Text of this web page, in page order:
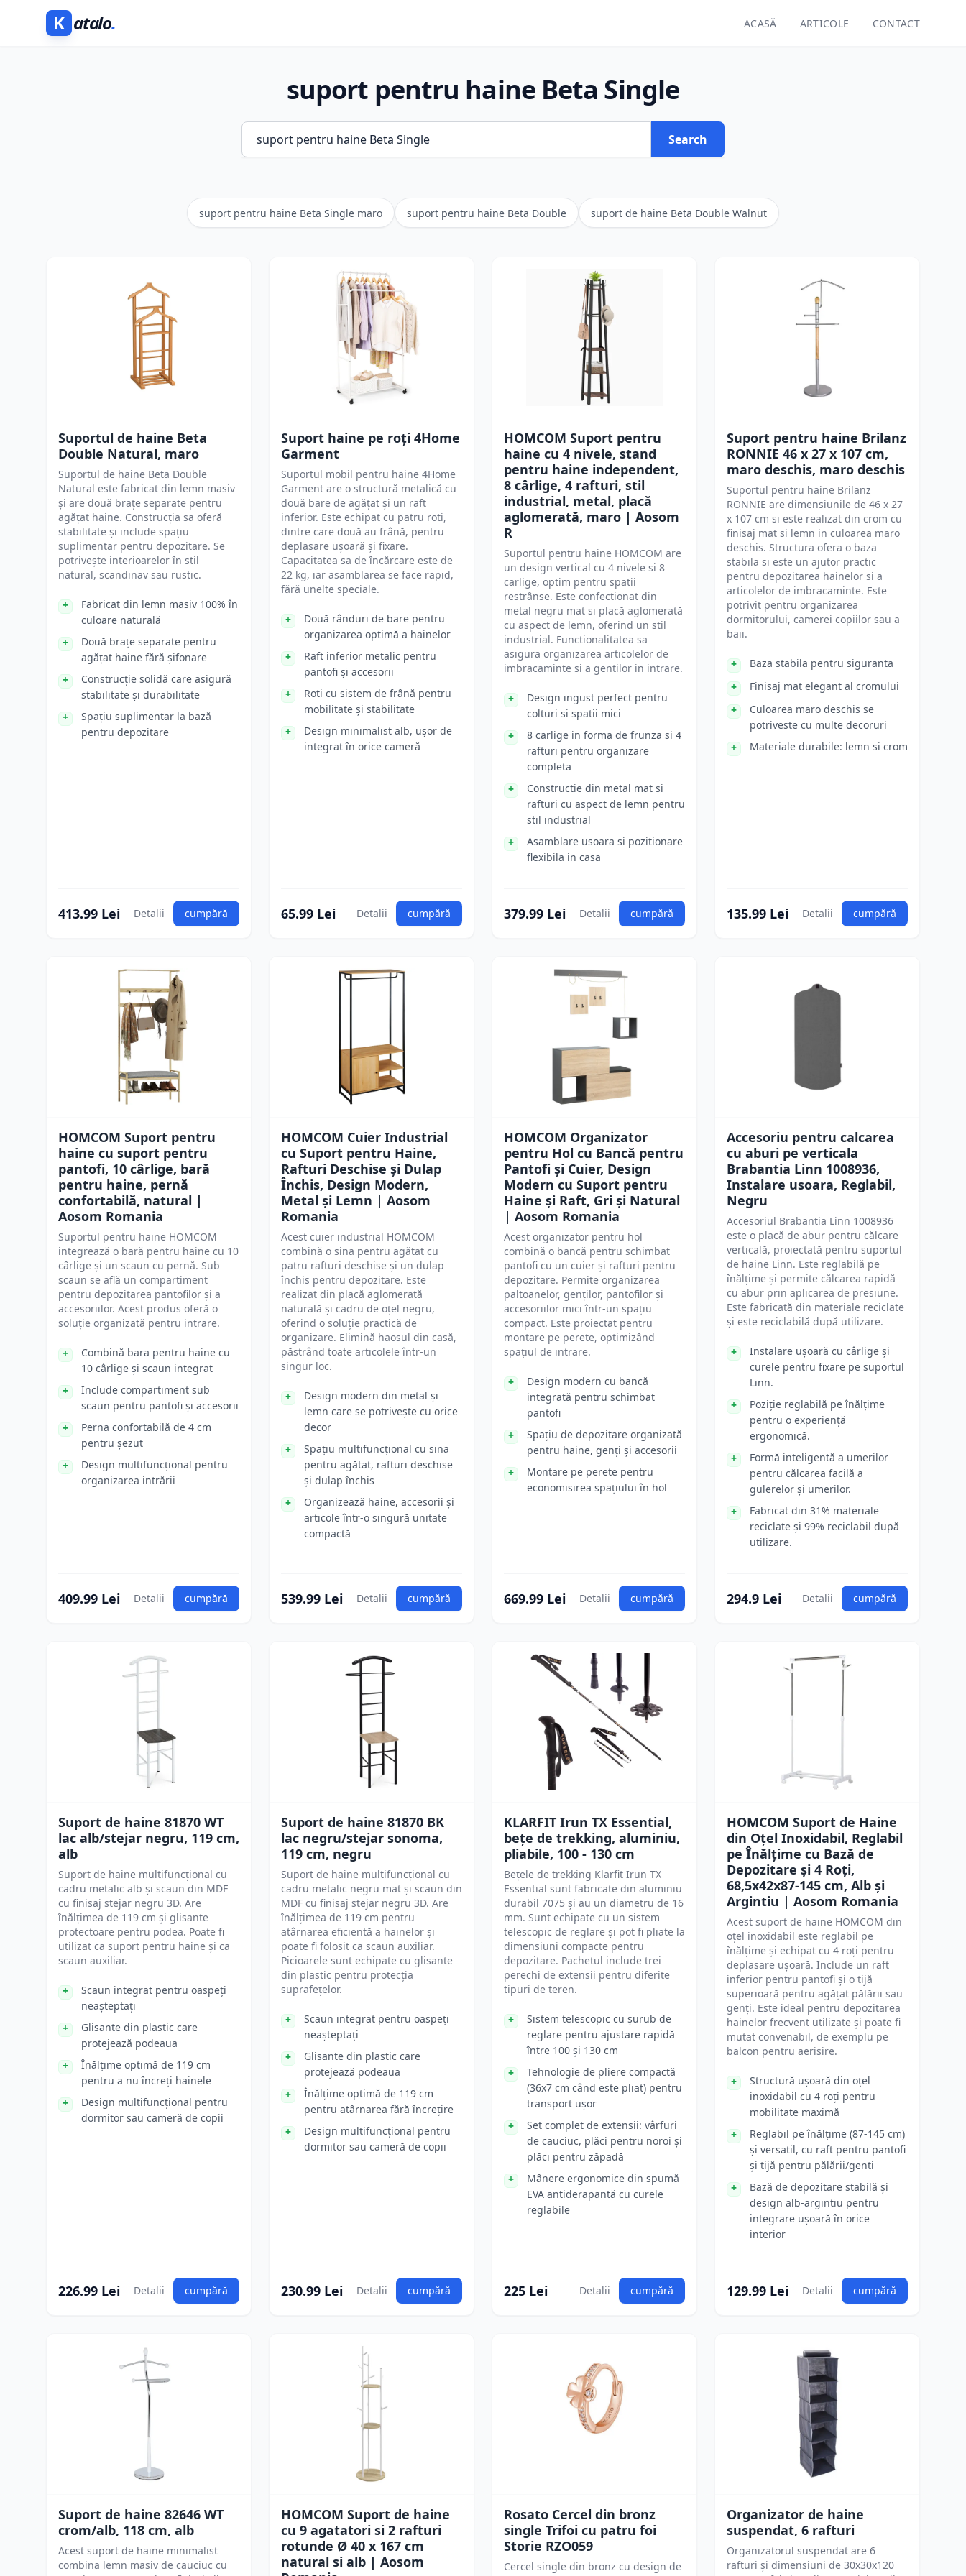
K atalo. ACASĂ ARTICOLE CONTACT
suport pentru haine Beta Single
Search
suport pentru haine Beta Single maro suport pentru haine Beta Double suport de haine Beta Double Walnut
Suportul de haine Beta
Double Natural, maro
Suportul de haine Beta Double
Natural este fabricat din lemn masiv
și are două brațe separate pentru
agățat haine. Construcția sa oferă
stabilitate și include spațiu
suplimentar pentru depozitare. Se
potrivește interioarelor în stil
natural, scandinav sau rustic.
Fabricat din lemn masiv 100% în
culoare naturală
Două brațe separate pentru
agățat haine fără șifonare
Construcție solidă care asigură
stabilitate și durabilitate
Spațiu suplimentar la bază
pentru depozitare
413.99 Lei Detalii cumpără
Suport haine pe roți 4Home
Garment
Suportul mobil pentru haine 4Home
Garment are o structură metalică cu
două bare de agățat și un raft
inferior. Este echipat cu patru roti,
dintre care două au frână, pentru
deplasare ușoară și fixare.
Capacitatea sa de încărcare este de
22 kg, iar asamblarea se face rapid,
fără unelte speciale.
Două rânduri de bare pentru
organizarea optimă a hainelor
Raft inferior metalic pentru
pantofi și accesorii
Roti cu sistem de frână pentru
mobilitate și stabilitate
Design minimalist alb, ușor de
integrat în orice cameră
65.99 Lei Detalii cumpără
HOMCOM Suport pentru
haine cu 4 nivele, stand
pentru haine independent,
8 cârlige, 4 rafturi, stil
industrial, metal, placă
aglomerată, maro | Aosom
R
Suportul pentru haine HOMCOM are
un design vertical cu 4 nivele si 8
carlige, optim pentru spatii
restrânse. Este confectionat din
metal negru mat si placă aglomerată
cu aspect de lemn, oferind un stil
industrial. Functionalitatea sa
asigura organizarea articolelor de
imbracaminte si a gentilor in intrare.
Design ingust perfect pentru
colturi si spatii mici
8 carlige in forma de frunza si 4
rafturi pentru organizare
completa
Constructie din metal mat si
rafturi cu aspect de lemn pentru
stil industrial
Asamblare usoara si pozitionare
flexibila in casa
379.99 Lei Detalii cumpără
Suport pentru haine Brilanz
RONNIE 46 x 27 x 107 cm,
maro deschis, maro deschis
Suportul pentru haine Brilanz
RONNIE are dimensiunile de 46 x 27
x 107 cm si este realizat din crom cu
finisaj mat si lemn in culoarea maro
deschis. Structura ofera o baza
stabila si este un ajutor practic
pentru depozitarea hainelor si a
articolelor de imbracaminte. Este
potrivit pentru organizarea
dormitorului, camerei copiilor sau a
baii.
Baza stabila pentru siguranta
Finisaj mat elegant al cromului
Culoarea maro deschis se
potriveste cu multe decoruri
Materiale durabile: lemn si crom
135.99 Lei Detalii cumpără
HOMCOM Suport pentru
haine cu suport pentru
pantofi, 10 cârlige, bară
pentru haine, pernă
confortabilă, natural |
Aosom Romania
Suportul pentru haine HOMCOM
integrează o bară pentru haine cu 10
cârlige și un scaun cu pernă. Sub
scaun se află un compartiment
pentru depozitarea pantofilor și a
accesoriilor. Acest produs oferă o
soluție organizată pentru intrare.
Combină bara pentru haine cu
10 cârlige și scaun integrat
Include compartiment sub
scaun pentru pantofi și accesorii
Perna confortabilă de 4 cm
pentru șezut
Design multifuncțional pentru
organizarea intrării
409.99 Lei Detalii cumpără
HOMCOM Cuier Industrial
cu Suport pentru Haine,
Rafturi Deschise și Dulap
Închis, Design Modern,
Metal și Lemn | Aosom
Romania
Acest cuier industrial HOMCOM
combină o sina pentru agătat cu
patru rafturi deschise și un dulap
închis pentru depozitare. Este
realizat din placă aglomerată
naturală și cadru de oțel negru,
oferind o soluție practică de
organizare. Elimină haosul din casă,
păstrând toate articolele într-un
singur loc.
Design modern din metal și
lemn care se potrivește cu orice
decor
Spațiu multifuncțional cu sina
pentru agătat, rafturi deschise
și dulap închis
Organizează haine, accesorii și
articole într-o singură unitate
compactă
539.99 Lei Detalii cumpără
HOMCOM Organizator
pentru Hol cu Bancă pentru
Pantofi și Cuier, Design
Modern cu Suport pentru
Haine și Raft, Gri și Natural
| Aosom Romania
Acest organizator pentru hol
combină o bancă pentru schimbat
pantofi cu un cuier și rafturi pentru
depozitare. Permite organizarea
paltoanelor, genților, pantofilor și
accesoriilor mici într-un spațiu
compact. Este proiectat pentru
montare pe perete, optimizând
spațiul de intrare.
Design modern cu bancă
integrată pentru schimbat
pantofi
Spațiu de depozitare organizată
pentru haine, genți și accesorii
Montare pe perete pentru
economisirea spațiului în hol
669.99 Lei Detalii cumpără
Accesoriu pentru calcarea
cu aburi pe verticala
Brabantia Linn 1008936,
Instalare usoara, Reglabil,
Negru
Accesoriul Brabantia Linn 1008936
este o placă de abur pentru călcare
verticală, proiectată pentru suportul
de haine Linn. Este reglabilă pe
înălțime și permite călcarea rapidă
cu abur prin aplicarea de presiune.
Este fabricată din materiale reciclate
și este reciclabilă după utilizare.
Instalare ușoară cu cârlige și
curele pentru fixare pe suportul
Linn.
Poziție reglabilă pe înălțime
pentru o experiență
ergonomică.
Formă inteligentă a umerilor
pentru călcarea facilă a
gulerelor și umerilor.
Fabricat din 31% materiale
reciclate și 99% reciclabil după
utilizare.
294.9 Lei Detalii cumpără
Suport de haine 81870 WT
lac alb/stejar negru, 119 cm,
alb
Suport de haine multifuncțional cu
cadru metalic alb și scaun din MDF
cu finisaj stejar negru 3D. Are
înălțimea de 119 cm și glisante
protectoare pentru podea. Poate fi
utilizat ca suport pentru haine și ca
scaun auxiliar.
Scaun integrat pentru oaspeți
neașteptați
Glisante din plastic care
protejează podeaua
Înălțime optimă de 119 cm
pentru a nu încreți hainele
Design multifuncțional pentru
dormitor sau cameră de copii
226.99 Lei Detalii cumpără
Suport de haine 81870 BK
lac negru/stejar sonoma,
119 cm, negru
Suport de haine multifuncțional cu
cadru metalic negru mat și scaun din
MDF cu finisaj stejar negru 3D. Are
înălțimea de 119 cm pentru
atârnarea eficientă a hainelor și
poate fi folosit ca scaun auxiliar.
Picioarele sunt echipate cu glisante
din plastic pentru protecția
suprafețelor.
Scaun integrat pentru oaspeți
neașteptați
Glisante din plastic care
protejează podeaua
Înălțime optimă de 119 cm
pentru atârnarea fără încrețire
Design multifuncțional pentru
dormitor sau cameră de copii
230.99 Lei Detalii cumpără
KLARFIT Irun TX Essential,
bețe de trekking, aluminiu,
pliabile, 100 - 130 cm
Bețele de trekking Klarfit Irun TX
Essential sunt fabricate din aluminiu
durabil 7075 și au un diametru de 16
mm. Sunt echipate cu un sistem
telescopic de reglare și pot fi pliate la
dimensiuni compacte pentru
depozitare. Pachetul include trei
perechi de extensii pentru diferite
tipuri de teren.
Sistem telescopic cu șurub de
reglare pentru ajustare rapidă
între 100 și 130 cm
Tehnologie de pliere compactă
(36x7 cm când este pliat) pentru
transport ușor
Set complet de extensii: vârfuri
de cauciuc, plăci pentru noroi și
plăci pentru zăpadă
Mânere ergonomice din spumă
EVA antiderapantă cu curele
reglabile
225 Lei Detalii cumpără
HOMCOM Suport de Haine
din Oțel Inoxidabil, Reglabil
pe Înălțime cu Bază de
Depozitare și 4 Roți,
68,5x42x87-145 cm, Alb și
Argintiu | Aosom Romania
Acest suport de haine HOMCOM din
oțel inoxidabil este reglabil pe
înălțime și echipat cu 4 roți pentru
deplasare ușoară. Include un raft
inferior pentru pantofi și o tijă
superioară pentru agățat pălării sau
genți. Este ideal pentru depozitarea
hainelor frecvent utilizate și poate fi
mutat convenabil, de exemplu pe
balcon pentru aerisire.
Structură ușoară din oțel
inoxidabil cu 4 roți pentru
mobilitate maximă
Reglabil pe înălțime (87-145 cm)
și versatil, cu raft pentru pantofi
și tijă pentru pălării/genti
Bază de depozitare stabilă și
design alb-argintiu pentru
integrare ușoară în orice
interior
129.99 Lei Detalii cumpără
Suport de haine 82646 WT
crom/alb, 118 cm, alb
Acest suport de haine minimalist
combina lemn masiv de cauciuc cu
HOMCOM Suport de haine
cu 9 agatatori si 2 rafturi
rotunde Ø 40 x 167 cm
natural si alb | Aosom
Rosato Cercel din bronz
single Trifoi cu patru foi
Storie RZO059
Cercel single din bronz cu design de
Organizator de haine
suspendat, 6 rafturi
Organizatorul suspendat are 6
rafturi și dimensiuni de 30x30x120